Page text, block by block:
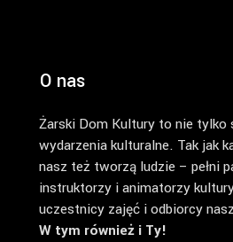
O nas
Żarski Dom Kultury to nie tylko
wydarzenia kulturalne. Tak jak
nasz też tworzą ludzie – pełni
instruktorzy i animatorzy
uczestnicy zajęć i odbiorcy
W tym również i Ty!